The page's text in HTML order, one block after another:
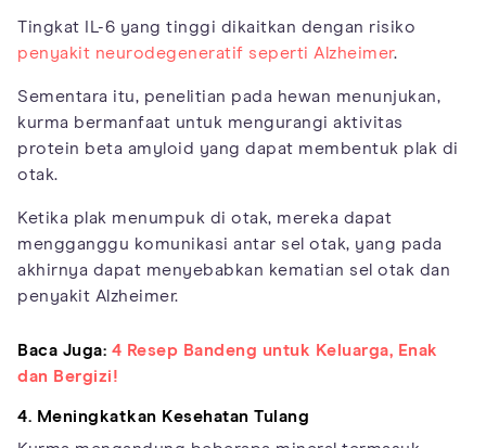
Tingkat IL-6 yang tinggi dikaitkan dengan risiko
penyakit neurodegeneratif seperti Alzheimer.
Sementara itu, penelitian pada hewan menunjukan,
kurma bermanfaat untuk mengurangi aktivitas
protein beta amyloid yang dapat membentuk plak di
otak.
Ketika plak menumpuk di otak, mereka dapat
mengganggu komunikasi antar sel otak, yang pada
akhirnya dapat menyebabkan kematian sel otak dan
penyakit Alzheimer.
Baca Juga: 4 Resep Bandeng untuk Keluarga, Enak
dan Bergizi!
4. Meningkatkan Kesehatan Tulang